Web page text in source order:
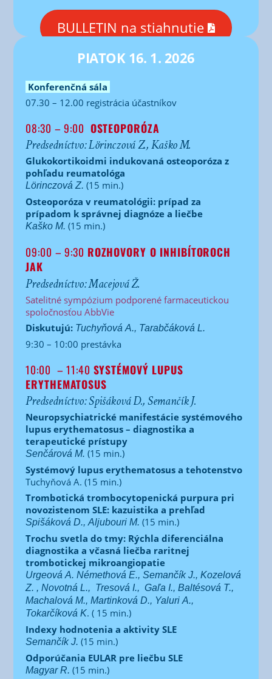
BULLETIN na stiahnutie
PIATOK 16. 1. 2026
Konferenčná sála
07.30 – 12.00 registrácia účastníkov
08:30 – 9:00 OSTEOPORÓZA
Predsedníctvo: Lörinczová Z., Kaško M.
Glukokortikoidmi indukovaná osteoporóza z
pohľadu reumatológa
Lörinczová Z. (15 min.)
Osteoporóza v reumatológii: prípad za
prípadom k správnej diagnóze a liečbe
Kaško M. (15 min.)
09:00 – 9:30 ROZHOVORY O INHIBÍTOROCH
JAK
Predsedníctvo: Macejová Ž.
Satelitné sympózium podporené farmaceutickou
spoločnosťou AbbVie
Diskutujú: Tuchyňová A., Tarabčáková L.
9:30 – 10:00 prestávka
10:00 – 11:40 SYSTÉMOVÝ LUPUS
ERYTHEMATOSUS
Predsedníctvo: Spišáková D., Semančík J.
Neuropsychiatrické manifestácie systémového
lupus erythematosus – diagnostika a
terapeutické prístupy
Senčárová M. (15 min.)
Systémový lupus erythematosus a tehotenstvo
Tuchyňová A. (15 min.)
Trombotická trombocytopenická purpura pri
novozistenom SLE: kazuistika a prehľad
Spišáková D., Aljubouri M. (15 min.)
Trochu svetla do tmy: Rýchla diferenciálna
diagnostika a včasná liečba raritnej
trombotickej mikroangiopatie
Urgeová A. Némethová E., Semančík J., Kozelová
Z. , Novotná L., Tresová I., Gaľa I., Baltésová T.,
Machalová M., Martinková D., Yaluri A.,
Tokarčíková K. ( 15 min.)
Indexy hodnotenia a aktivity SLE
Semančík J. (15 min.)
Odporúčania EULAR pre liečbu SLE
Magyar R. (15 min.)